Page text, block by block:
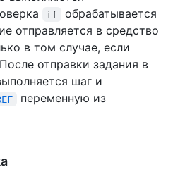
if
обрабатывается
отправляется в средство
в том случае, если
отправки задания в
шаг и
переменную из